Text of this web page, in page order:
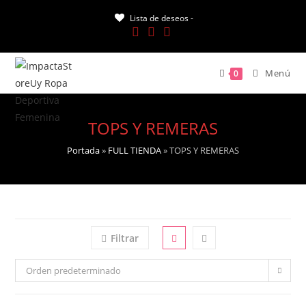
Lista de deseos -
0 Menú
TOPS Y REMERAS
Portada» FULL TIENDA»TOPS Y REMERAS
Filtrar
Orden predeterminado